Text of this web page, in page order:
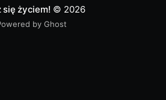
się życiem! © 2026
by Ghost